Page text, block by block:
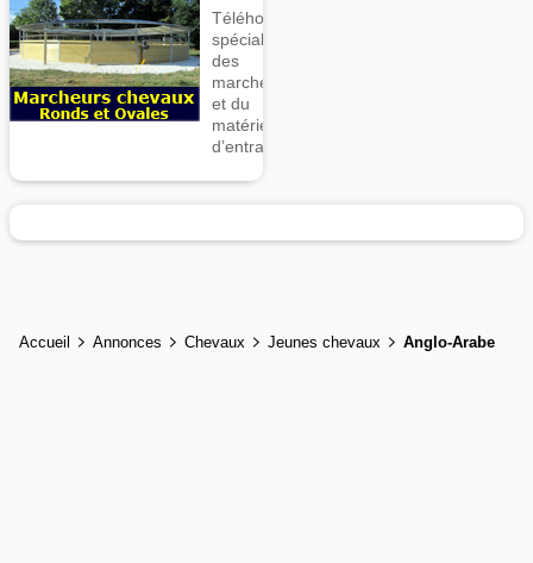
Téléhorse,
spécialiste
des
marcheurs
et du
matériel
d’entrainement
Accueil Annonces Chevaux Jeunes chevaux Anglo-Arabe